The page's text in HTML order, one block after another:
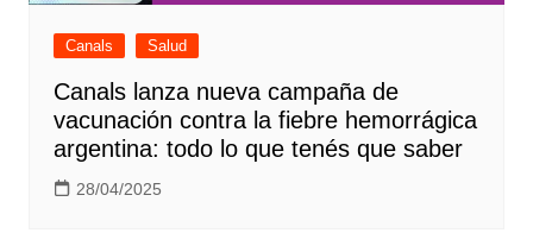
Canals Salud
Canals lanza nueva campaña de
vacunación contra la fiebre hemorrágica
argentina: todo lo que tenés que saber
28/04/2025